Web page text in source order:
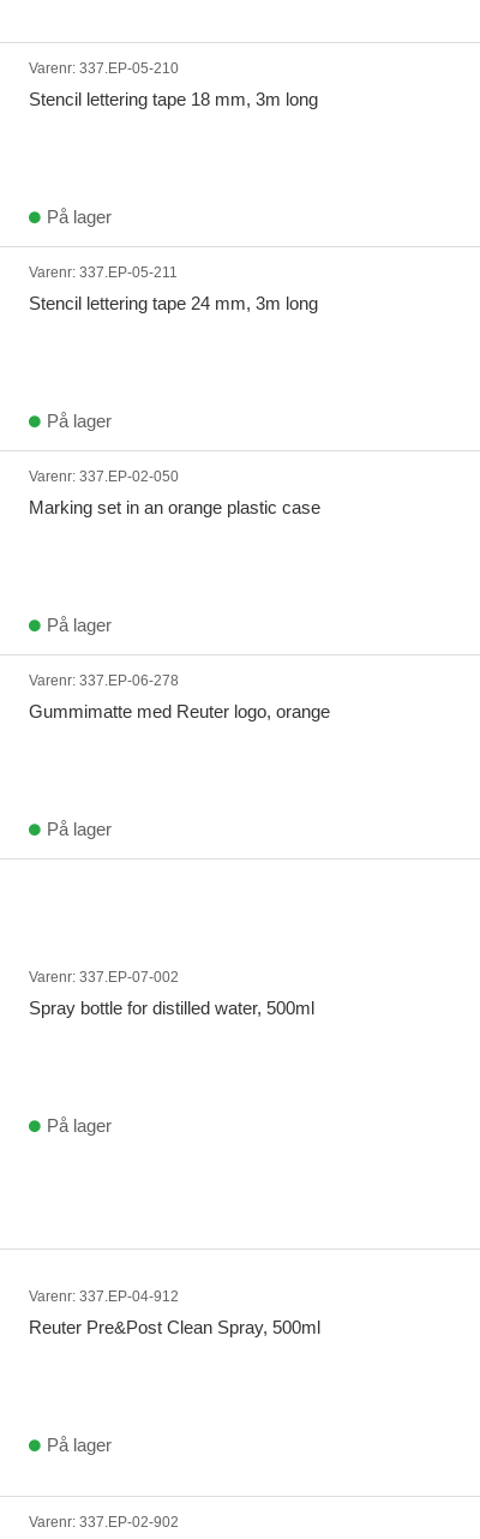
Varenr: 337.EP-05-210
Stencil lettering tape 18 mm, 3m long
På lager
Varenr: 337.EP-05-211
Stencil lettering tape 24 mm, 3m long
På lager
Varenr: 337.EP-02-050
Marking set in an orange plastic case
På lager
Varenr: 337.EP-06-278
Gummimatte med Reuter logo, orange
På lager
Varenr: 337.EP-07-002
Spray bottle for distilled water, 500ml
På lager
Varenr: 337.EP-04-912
Reuter Pre&Post Clean Spray, 500ml
På lager
Varenr: 337.EP-02-902